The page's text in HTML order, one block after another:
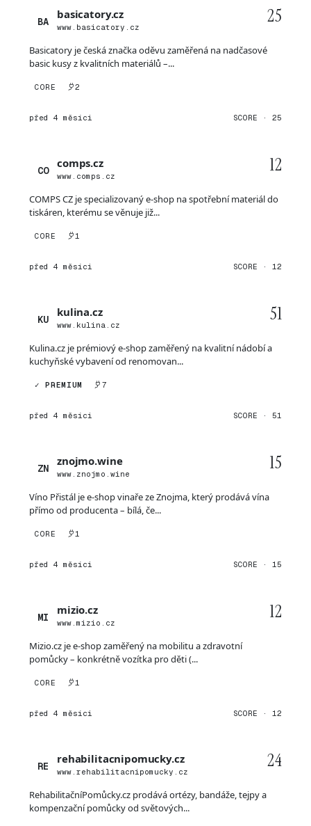
BA
basicatory.cz
www.basicatory.cz
25
Basicatory je česká značka oděvu zaměřená na nadčasové
basic kusy z kvalitních materiálů –...
CORE 2
před 4 měsíci SCORE · 25
CO
comps.cz
www.comps.cz
12
COMPS CZ je specializovaný e-shop na spotřební materiál do
tiskáren, kterému se věnuje již...
CORE 1
před 4 měsíci SCORE · 12
KU
kulina.cz
www.kulina.cz
51
Kulina.cz je prémiový e-shop zaměřený na kvalitní nádobí a
kuchyňské vybavení od renomovan...
✓ PREMIUM 7
před 4 měsíci SCORE · 51
ZN
znojmo.wine
www.znojmo.wine
15
Víno Přistál je e-shop vinaře ze Znojma, který prodává vína
přímo od producenta – bílá, če...
CORE 1
před 4 měsíci SCORE · 15
MI
mizio.cz
www.mizio.cz
12
Mizio.cz je e-shop zaměřený na mobilitu a zdravotní
pomůcky – konkrétně vozítka pro děti (...
CORE 1
před 4 měsíci SCORE · 12
RE
rehabilitacnipomucky.cz
www.rehabilitacnipomucky.cz
24
RehabilitačníPomůcky.cz prodává ortézy, bandáže, tejpy a
kompenzační pomůcky od světových...